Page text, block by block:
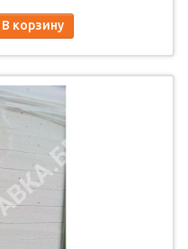
В корзину